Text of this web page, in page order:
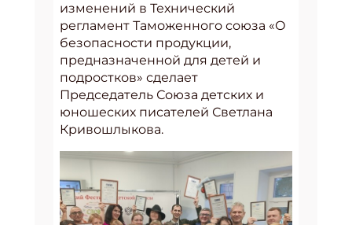
изменений в Технический
регламент Таможенного союза «О
безопасности продукции,
предназначенной для детей и
подростков» сделает
Председатель Союза детских и
юношеских писателей Светлана
Кривошлыкова.